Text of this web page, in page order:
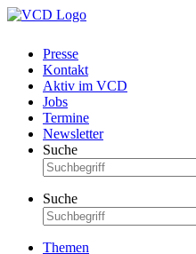
Presse
Kontakt
Aktiv im VCD
Jobs
Termine
Newsletter
Suche
Suche
Themen